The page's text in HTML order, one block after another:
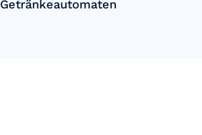
Getränkeautomaten